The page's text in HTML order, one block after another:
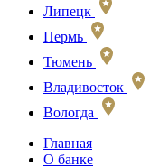
Липецк
Пермь
Тюмень
Владивосток
Вологда
Главная
О банке